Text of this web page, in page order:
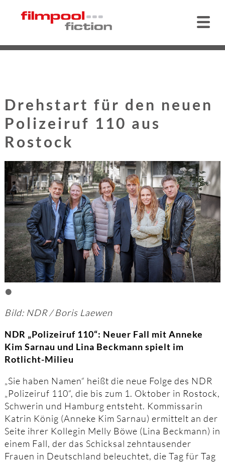
Drehstart für den neuen
Polizeiruf 110 aus
Rostock
•
Bild: NDR / Boris Laewen
NDR „Polizeiruf 110“: Neuer Fall mit Anneke
Kim Sarnau und Lina Beckmann spielt im
Rotlicht-Milieu
„Sie haben Namen“ heißt die neue Folge des NDR
„Polizeiruf 110“, die bis zum 1. Oktober in Rostock,
Schwerin und Hamburg entsteht. Kommissarin
Katrin König (Anneke Kim Sarnau) ermittelt an der
Seite ihrer Kollegin Melly Böwe (Lina Beckmann) in
einem Fall, der das Schicksal zehntausender
Frauen in Deutschland beleuchtet, die Tag für Tag